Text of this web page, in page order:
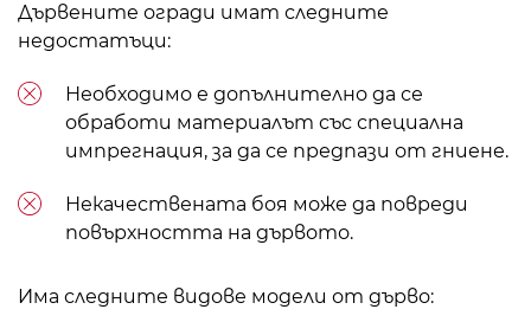
Дървените огради имат следните
недостатъци:
Необходимо е допълнително да се
обработи материалът със специална
импрегнация, за да се предпази от гниене.
Некачествената боя може да повреди
повърхността на дървото.
Има следните видове модели от дърво: